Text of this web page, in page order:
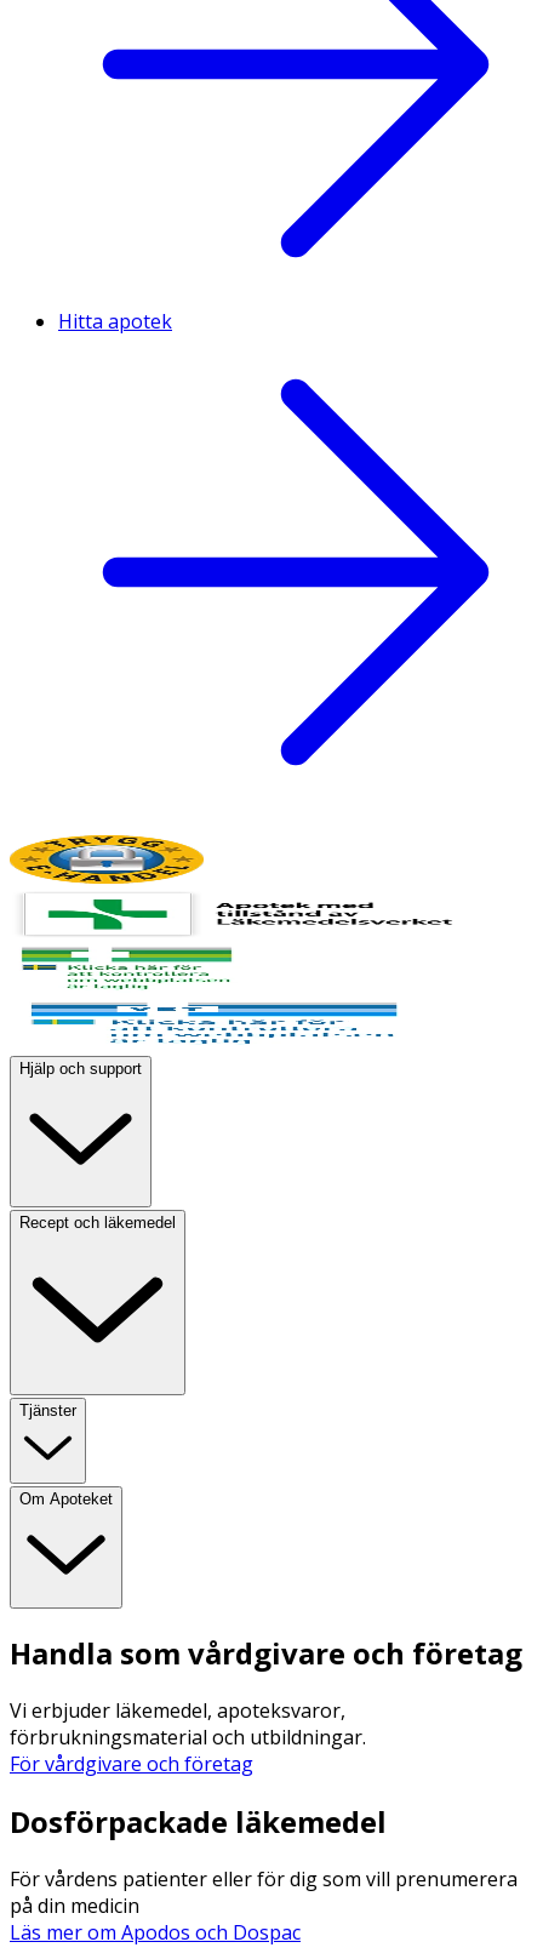
Hitta apotek
Hjälp och support
Recept och läkemedel
Tjänster
Om Apoteket
Handla som vårdgivare och företag
Vi erbjuder läkemedel, apoteksvaror,
förbrukningsmaterial och utbildningar.
För vårdgivare och företag
Dosförpackade läkemedel
För vårdens patienter eller för dig som vill prenumerera
på din medicin
Läs mer om Apodos och Dospac